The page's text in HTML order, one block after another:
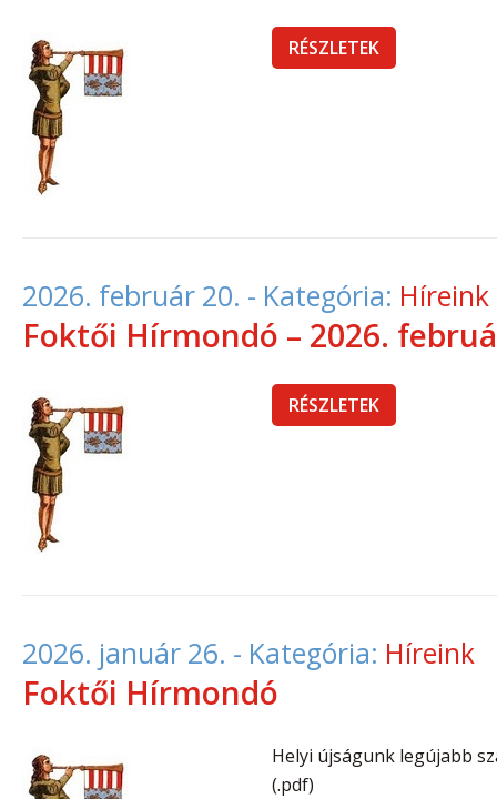
RÉSZLETEK
2026. február 20. - Kategória: Híreink
Foktői Hírmondó – 2026.
RÉSZLETEK
2026. január 26. - Kategória: Híreink
Foktői Hírmondó
Helyi újságunk legújabb
(.pdf)